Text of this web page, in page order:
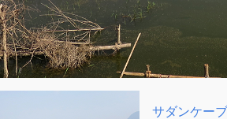
サダンケーブ